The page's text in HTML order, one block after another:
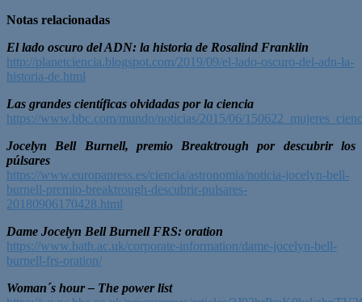
Notas relacionadas
El lado oscuro del ADN: la historia de Rosalind Franklin
http://planetciencia.blogspot.com/2019/09/el-lado-oscuro-del-adn-la-
historia-de.html
Las grandes científicas olvidadas por la ciencia
https://www.bbc.com/mundo/noticias/2015/06/
Jocelyn Bell Burnell, premio Breaktrough por descubrir los
púlsares
https://www.europapress.es/ciencia/astronomia/noticia-jocelyn-bell-
burnell-premio-breaktrough-descubrir-pulsares-
20180906170428.html
Dame Jocelyn Bell Burnell FRS: oration
https://www.bath.ac.uk/corporate-information/dame-jocelyn-bell-
burnell-frs-oration/
Woman´s hour – The power list